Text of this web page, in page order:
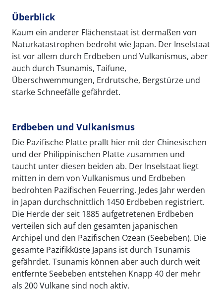
Überblick
Kaum ein anderer Flächenstaat ist dermaßen von
Naturkatastrophen bedroht wie Japan. Der Inselstaat
ist vor allem durch Erdbeben und Vulkanismus, aber
auch durch Tsunamis, Taifune,
Überschwemmungen, Erdrutsche, Bergstürze und
starke Schneefälle gefährdet.
Erdbeben und Vulkanismus
Die Pazifische Platte prallt hier mit der Chinesischen
und der Philippinischen Platte zusammen und
taucht unter diesen beiden ab. Der Inselstaat liegt
mitten in dem von Vulkanismus und Erdbeben
bedrohten Pazifischen Feuerring. Jedes Jahr werden
in Japan durchschnittlich 1450 Erdbeben registriert.
Die Herde der seit 1885 aufgetretenen Erdbeben
verteilen sich auf den gesamten japanischen
Archipel und den Pazifischen Ozean (Seebeben). Die
gesamte Pazifikküste Japans ist durch Tsunamis
gefährdet. Tsunamis können aber auch durch weit
entfernte Seebeben entstehen Knapp 40 der mehr
als 200 Vulkane sind noch aktiv.